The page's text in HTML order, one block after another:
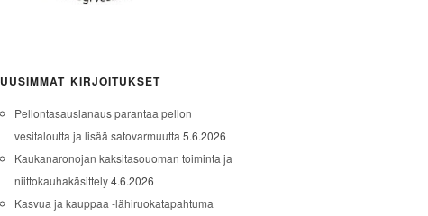
UUSIMMAT KIRJOITUKSET
Pellontasauslanaus parantaa pellon
vesitaloutta ja lisää satovarmuutta 5.6.2026
Kaukanaronojan kaksitasouoman toiminta ja
niittokauhakäsittely 4.6.2026
Kasvua ja kauppaa -lähiruokatapahtuma